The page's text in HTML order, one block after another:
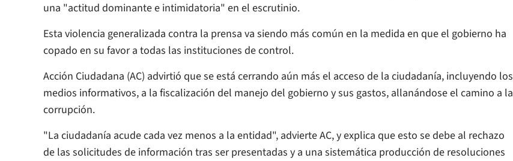
una "actitud dominante e intimidatoria" en el escrutinio.
Esta violencia generalizada contra la prensa va siendo más común en la medida en que el gobierno ha
copado en su favor a todas las instituciones de control.
Acción Ciudadana (AC) advirtió que se está cerrando aún más el acceso de la ciudadanía, incluyendo los
medios informativos, a la fiscalización del manejo del gobierno y sus gastos, allanándose el camino a la
corrupción.
"La ciudadanía acude cada vez menos a la entidad", advierte AC, y explica que esto se debe al rechazo
de las solicitudes de información tras ser presentadas y a una sistemática producción de resoluciones